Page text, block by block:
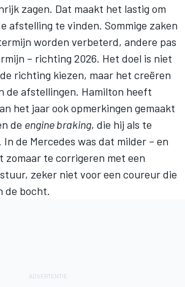
zagen. Dat maakt het lastig om
afstelling te vinden. Sommige zaken
worden verbeterd, andere pas
– richting 2026. Het doel is niet
richting kiezen, maar het creëren
de afstellingen. Hamilton heeft
het jaar ook opmerkingen gemaakt
de engine braking, die hij als te
In de Mercedes was dat milder – en
zomaar te corrigeren met een
zeker niet voor een coureur die
de bocht.